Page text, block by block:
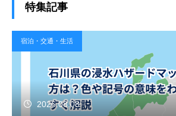
特集記事
宿泊・交通・生活
2026.08.08